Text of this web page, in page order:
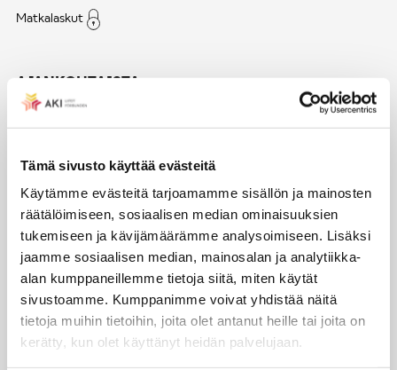
Tämä sivusto käyttää evästeitä
Käytämme evästeitä tarjoamamme sisällön ja mainosten
räätälöimiseen, sosiaalisen median ominaisuuksien
tukemiseen ja kävijämäärämme analysoimiseen. Lisäksi
jaamme sosiaalisen median, mainosalan ja analytiikka-
alan kumppaneillemme tietoja siitä, miten käytät
sivustoamme. Kumppanimme voivat yhdistää näitä
tietoja muihin tietoihin, joita olet antanut heille tai joita on
kerätty, kun olet käyttänyt heidän palvelujaan.
Matkalaskut
AJANKOHTAISTA
Crux-lehti
JOBI
TYÖELÄMÄOPAS
Työnhaku